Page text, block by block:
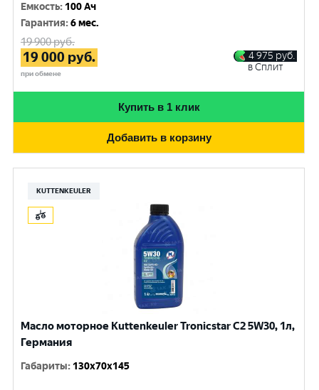
Емкость: 100 Ач
Гарантия:6 мес.
19 900руб.
19 000 руб.
при обмене
4 975 руб.
в Сплит
Купить в 1 клик
Добавить в корзину
KUTTENKEULER
Масло моторное Kuttenkeuler Tronicstar C2 5W30, 1л,
Германия
Габариты: 130x70x145